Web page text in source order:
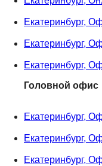
Екатеринбург,
Екатеринбург,
Екатеринбург,
Головной офис
Екатеринбург,
Екатеринбург,
Екатеринбург,